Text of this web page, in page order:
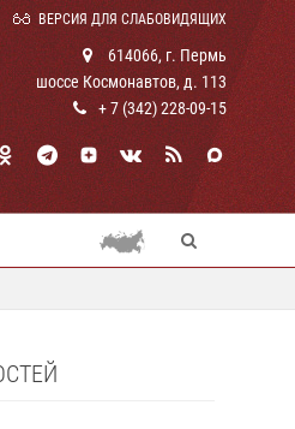
ВЕРСИЯ ДЛЯ СЛАБОВИДЯЩИХ
614066, г. Пермь
шоссе Космонавтов, д. 113
+ 7 (342) 228-09-15